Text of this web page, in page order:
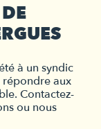
à un syndic
aux
Contactez-
ou nous